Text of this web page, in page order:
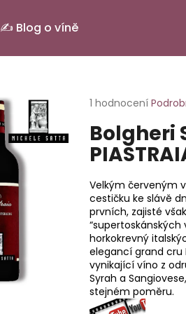
✍️ Blog o víně
Průměrné
produktu
je
5,0
5
hvězdiček.
1 hodnocení
Bolgheri
Velkým červeným
cestičku ke slávě
prvních, zajisté
horkokrevný
elegancí grand cru
vynikající víno z
Syrah a
stejném poměru.
HLEDAT
IL BASTARDO ROSSO ITALIANO